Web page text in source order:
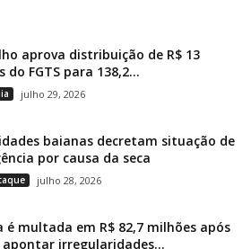
aprova distribuição de R$ 13
do FGTS para 138,2...
julho 29, 2026
baianas decretam situação de
por causa da seca
julho 28, 2026
é multada em R$ 82,7 milhões após
apontar irregularidades...